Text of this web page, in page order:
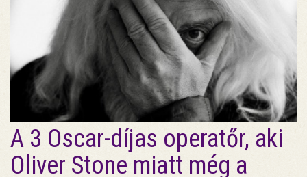
A 3 Oscar-díjas operatőr, aki
Oliver Stone miatt még a